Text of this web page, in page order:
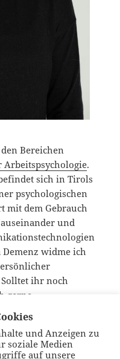
Bereichen
Arbeitspsychologie.
sich in Tirols
psychologischen
mit dem Gebrauch
und
Demenz widme ich
Solltet ihr noch
gerne.
Kategorien
Allgemein
und Anzeigen zu
soziale Medien
auf unsere